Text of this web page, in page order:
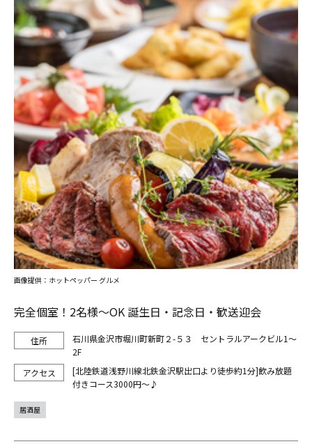
完全個室！2名様～OK 誕生日・記念日・歓送迎会
石川県金沢市堀川町新町２-５３ セントラルアークビル1～
2F
[北陸鉄道浅野川線北鉄金沢駅出口より徒歩約1分]飲み放題
付きコース3000円～♪
画像提供：ホットペッパー グルメ
居酒屋